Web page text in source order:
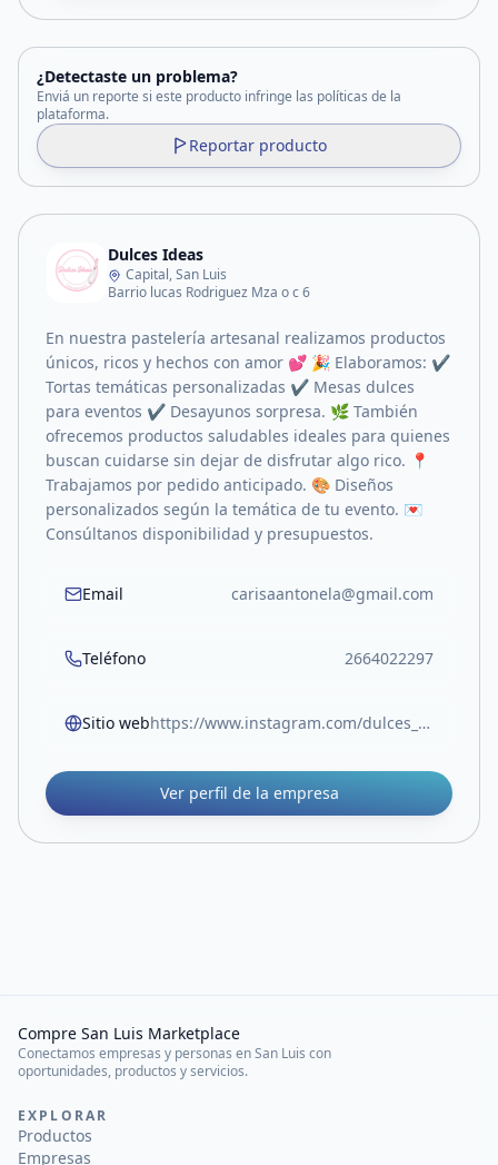
¿Detectaste un problema?
Enviá un reporte si este producto infringe las políticas de la
plataforma.
Reportar producto
Dulces Ideas
Capital, San Luis
Barrio lucas Rodriguez Mza o c 6
En nuestra pastelería artesanal realizamos productos
únicos, ricos y hechos con amor 💕 🎉 Elaboramos: ✔
Tortas temáticas personalizadas ✔ Mesas dulces
para eventos ✔ Desayunos sorpresa. 🌿 También
ofrecemos productos saludables ideales para quienes
buscan cuidarse sin dejar de disfrutar algo rico. 📍
Trabajamos por pedido anticipado. 🎨 Diseños
personalizados según la temática de tu evento. 💌
Consúltanos disponibilidad y presupuestos.
Email carisaantonela@gmail.com
Teléfono 2664022297
Sitio web https://www.instagram.com/dulces_ideaas13?igsh=MW5uY2UxZDR6NGJ4YQ==
Ver perfil de la empresa
Compre San Luis Marketplace
Conectamos empresas y personas en San Luis con
oportunidades, productos y servicios.
EXPLORAR
Productos
Empresas